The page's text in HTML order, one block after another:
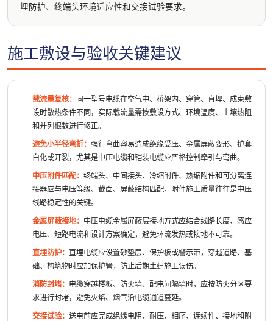
埋防护、终端头环境适应性和交接试验要求。
施工敷设与验收关键建议
载流量复核：
同一型号电缆在空气中、桥架内、穿管、直埋、成束敷
设时散热条件不同，实际载流量需按敷设方式、环境温度、土壤热阻
和并列根数进行修正。
避免小半径弯折： 强行弯曲容易造成绝缘受压、金属屏蔽变形、护套
白化或开裂，尤其是中压电缆和铠装电缆应严格控制牵引与弯曲。
中压附件匹配： 终端头、中间接头、冷缩附件、热缩附件和可分离连
接器应与电压等级、截面、屏蔽结构匹配，附件施工质量往往是中压
线路稳定性的关键。
金属屏蔽接地： 中压电缆金属屏蔽层接地方式应结合线路长度、感应
电压、短路电流和设计方案确定，避免环流发热或接地不可靠。
直埋防护： 直埋电缆应设置砂垫层、保护板或警示带，穿越道路、基
础、构筑物时应加保护管，防止后期土建施工误伤。
消防封堵： 电缆穿越楼板、防火墙、配电间隔墙时，应按防火分区要
求进行封堵，避免火焰、烟气沿电缆通道蔓延。
交接试验： 送电前应完成绝缘电阻、耐压、相序、连续性、接地和附